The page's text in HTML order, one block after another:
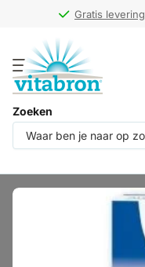
Gratis levering
Gratis levering
Zoeken